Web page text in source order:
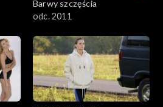
Barwy szczęścia
odc. 2011